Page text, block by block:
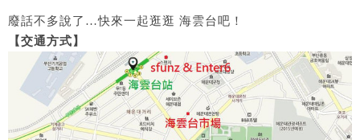
廢話不多說了…快來一起逛逛 海雲台吧！
【交通方式】